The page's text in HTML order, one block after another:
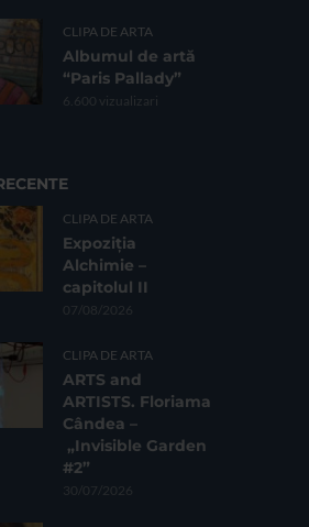
CLIPA DE ARTA
Albumul de artă
“Paris Pallady”
6.600 vizualizari
CLIPA DE ARTA
Expoziția
Alchimie –
capitolul II
07/08/2026
CLIPA DE ARTA
ARTS and
ARTISTS. Floriama
Cândea –
„Invisible Garden
#2”
30/07/2026